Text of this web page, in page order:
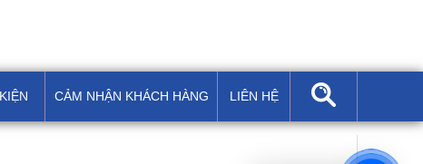
CẢM NHẬN KHÁCH HÀNG LIÊN HỆ